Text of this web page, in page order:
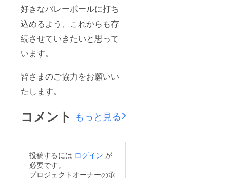
好きなバレーボールに打ち
込めるよう、これからも存
続させていきたいと思って
います。
皆さまのご協力をお願いい
たします。
コメント もっと見る
投稿するには ログイン が
必要です。
プロジェクトオーナーの承